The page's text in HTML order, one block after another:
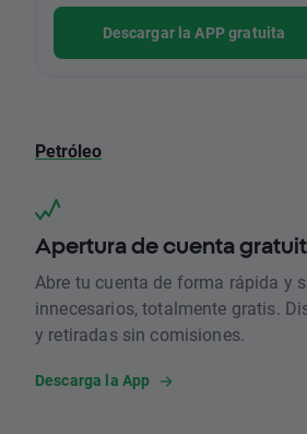
Descargar la APP gratuita
Petróleo
Apertura de cuenta
Abre tu cuenta de forma rápida y
innecesarios, totalmente gratis.
y retiradas sin comisiones.
Descarga la App